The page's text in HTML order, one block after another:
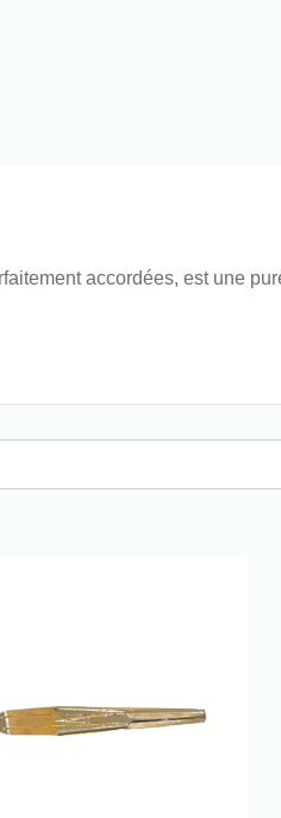
accordées, est une